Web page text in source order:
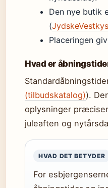
Den nye butik
(
Placeringen
Hvad er
(tilbudskatalog)).
oplysninger
juleaften og
HVAD DET BETYDER
For